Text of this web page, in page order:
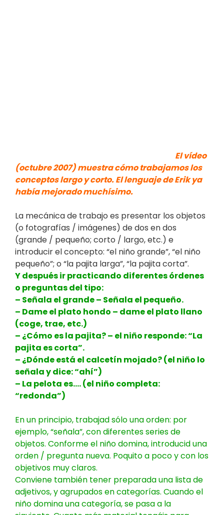
El vídeo
(octubre 2007) muestra cómo trabajamos los
conceptos largo y corto. El lenguaje de Erik ya
había mejorado muchísimo.
La mecánica de trabajo es presentar los objetos
(o fotografías / imágenes) de dos en dos
(grande / pequeño; corto / largo, etc.) e
introducir el concepto: “el niño grande”, “el niño
pequeño”; o “la pajita larga”, “la pajita corta”.
Y después ir practicando diferentes órdenes
o preguntas del tipo:
– Señala el grande – Señala el pequeño.
– Dame el plato hondo – dame el plato llano
(coge, trae, etc.)
– ¿Cómo es la pajita? – el niño responde: “La
pajita es corta”.
– ¿Dónde está el calcetín mojado? (el niño lo
señala y dice: “ahí”)
– La pelota es…. (el niño completa:
“redonda”)
En un principio, trabajad sólo una orden: por
ejemplo, “señala”, con diferentes series de
objetos. Conforme el niño domina, introducid una
orden / pregunta nueva. Poquito a poco y con los
objetivos muy claros.
Conviene también tener preparada una lista de
adjetivos, y agrupados en categorías. Cuando el
niño domina una categoría, se pasa a la